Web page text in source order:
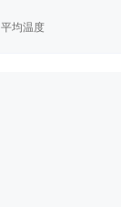
平均温度